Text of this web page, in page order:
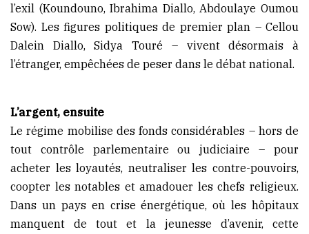
l’exil (Koundouno, Ibrahima Diallo, Abdoulaye Oumou
Sow). Les figures politiques de premier plan – Cellou
Dalein Diallo, Sidya Touré – vivent désormais à
l’étranger, empêchées de peser dans le débat national.
L’argent, ensuite
Le régime mobilise des fonds considérables – hors de
tout contrôle parlementaire ou judiciaire – pour
acheter les loyautés, neutraliser les contre-pouvoirs,
coopter les notables et amadouer les chefs religieux.
Dans un pays en crise énergétique, où les hôpitaux
manquent de tout et la jeunesse d’avenir, cette